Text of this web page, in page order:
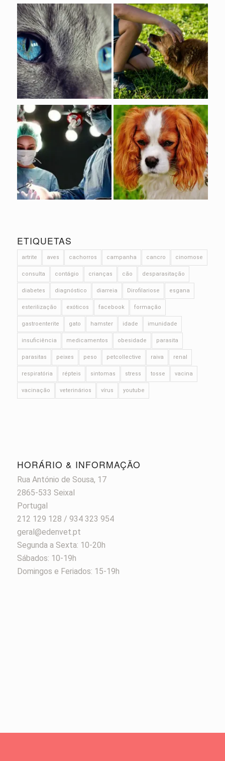
ETIQUETAS
artrite aves cachorros campanha cancro cinomose
consulta contágio crianças cão desparasitação
diabetes diagnóstico diarreia Dirofilariose esgana
esterilização exóticos facebook formação
gastroenterite gato hamster idade imunidade
insuficiência medicamentos obesidade parasita
parasitas peixes peso petcollective raiva renal
respiratória répteis sintomas stress tosse vacina
vacinação veterinários vírus youtube
HORÁRIO & INFORMAÇÃO
Rua António de Sousa, 17
2865-533 Seixal
Portugal
212 129 128 / 934 323 954
geral@edenvet.pt
Segunda a Sexta: 10-20h
Sábados: 10-19h
Domingos e Feriados: 15-19h